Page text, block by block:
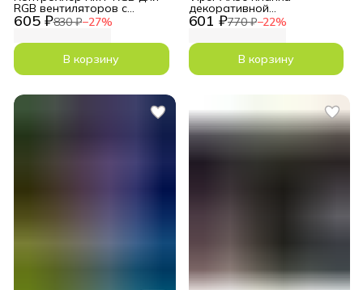
605 ₽830 ₽−27%
RGB вентиляторов c
пультом
В корзину
601 ₽770 ₽−22%
декоративной
светодиодной ARGB
подсветки
В корзину